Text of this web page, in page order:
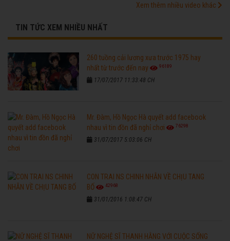
Xem thêm nhiều video khác
TIN TỨC XEM NHIỀU NHẤT
260 tuồng cải lương xưa trước 1975 hay
nhất từ trước đến nay
96189
17/07/2017 11:33:48 CH
Mr. Đàm, Hồ Ngọc Hà quyết add facebook
nhau vì tin đồn đã nghỉ chơi
76298
31/07/2017 5:03:06 CH
CON TRAI NS CHINH NHẪN VỀ CHỊU TANG
BỐ
42968
31/01/2016 1:08:47 CH
NỮ NGHỆ SĨ THANH HẰNG VỚI CUỘC SỐNG